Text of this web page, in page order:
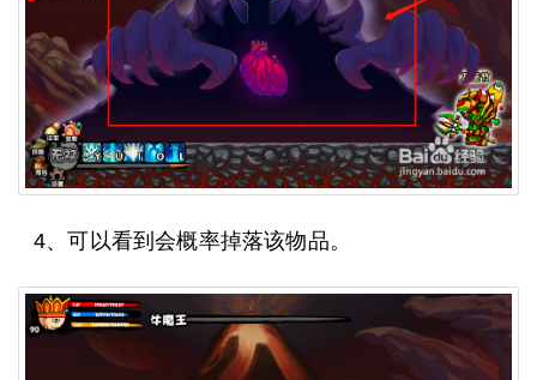
4、可以看到会概率掉落该物品。